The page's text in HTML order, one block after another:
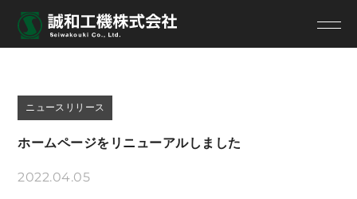
ニュースリリース
ホームページをリニューアルしました
2022.04.05